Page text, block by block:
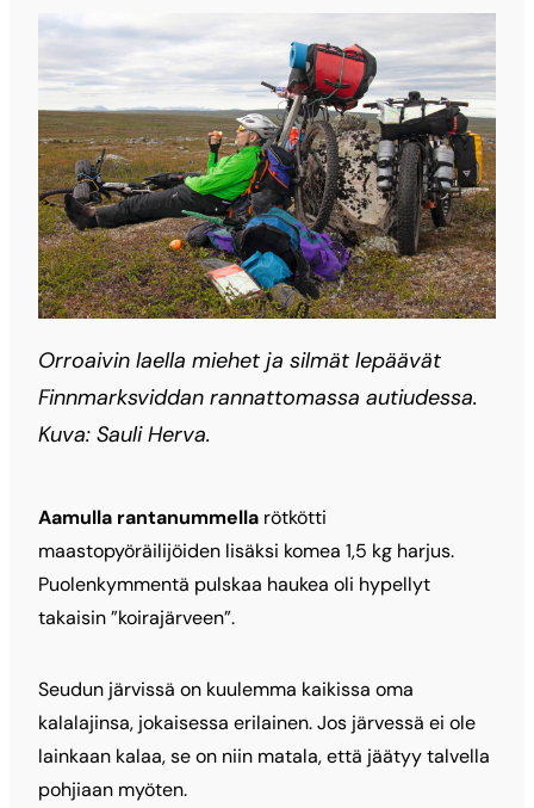
Orroaivin laella miehet ja silmät lepäävät
Finnmarksviddan rannattomassa autiudessa.
Kuva: Sauli Herva.
Aamulla rantanummella rötkötti
maastopyöräilijöiden lisäksi komea 1,5 kg harjus.
Puolenkymmentä pulskaa haukea oli hypellyt
takaisin ”koirajärveen”.
Seudun järvissä on kuulemma kaikissa oma
kalalajinsa, jokaisessa erilainen. Jos järvessä ei ole
lainkaan kalaa, se on niin matala, että jäätyy talvella
pohjiaan myöten.